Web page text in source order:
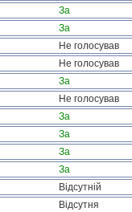
За
За
Не голосував
Не голосував
За
Не голосував
За
За
За
За
Відсутній
Відсутня